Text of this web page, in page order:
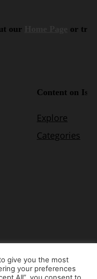
give you the most
your preferences